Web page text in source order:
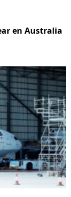
en Australia